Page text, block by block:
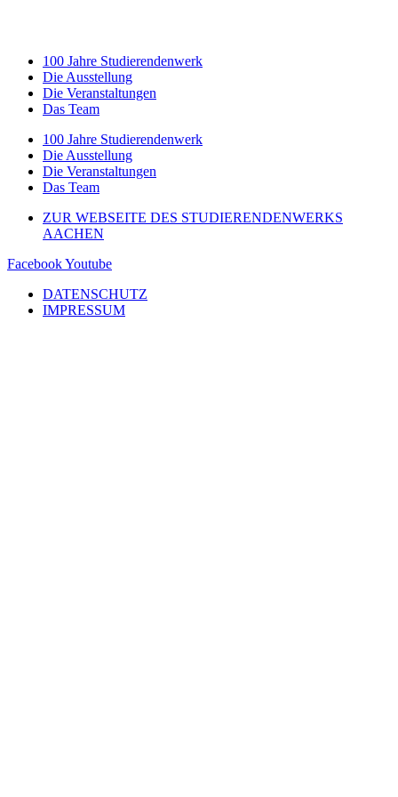
100 Jahre Studierendenwerk
Die Ausstellung
Die Veranstaltungen
Das Team
100 Jahre Studierendenwerk
Die Ausstellung
Die Veranstaltungen
Das Team
ZUR WEBSEITE DES STUDIERENDENWERKS
AACHEN
FacebookYoutube
DATENSCHUTZ
IMPRESSUM